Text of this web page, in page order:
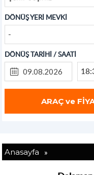
DÖNÜŞ YERİ MEVKİ
-
DÖNÜŞ TARİHİ / SAATİ
Anasayfa »